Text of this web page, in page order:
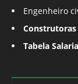
Engenheiro
Construtoras
Tabela